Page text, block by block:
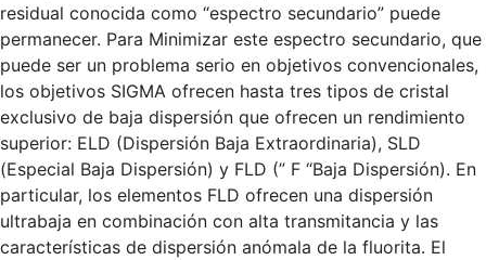
residual conocida como “espectro secundario” puede
permanecer. Para Minimizar este espectro secundario, que
puede ser un problema serio en objetivos convencionales,
los objetivos SIGMA ofrecen hasta tres tipos de cristal
exclusivo de baja dispersión que ofrecen un rendimiento
superior: ELD (Dispersión Baja Extraordinaria), SLD
(Especial Baja Dispersión) y FLD (” F “Baja Dispersión). En
particular, los elementos FLD ofrecen una dispersión
ultrabaja en combinación con alta transmitancia y las
características de dispersión anómala de la fluorita. El